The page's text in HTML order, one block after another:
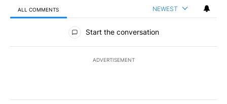
ALL COMMENTS NEWEST
All Comments
Start the conversation
ADVERTISEMENT